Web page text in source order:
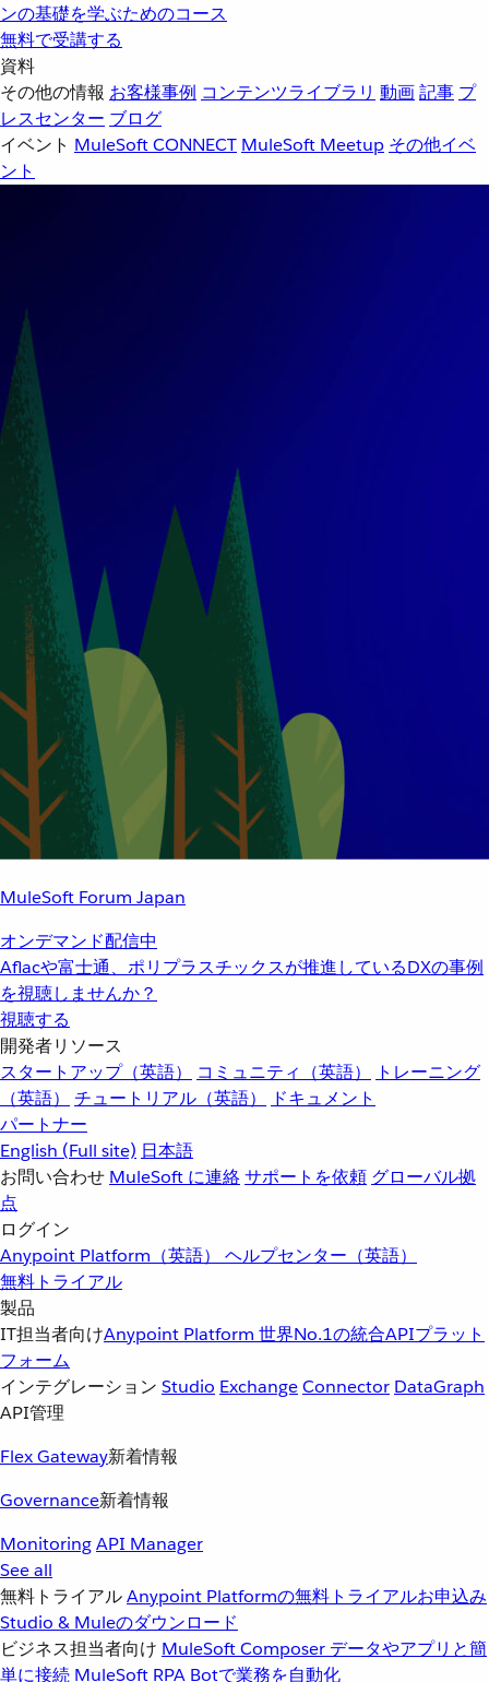
ンの基礎を学ぶためのコース
無料で受講する
資料
その他の情報 お客様事例 コンテンツライブラリ 動画記事 プ
レスセンター ブログ
イベント MuleSoft CONNECT MuleSoft Meetup その他イベ
ント
MuleSoft Forum Japan
オンデマンド配信中
Aflacや富士通、ポリプラスチックスが推進しているDXの事例
を視聴しませんか？
視聴する
開発者リソース
スタートアップ（英語）
コミュニティ（英語）
トレーニング
（英語）
チュートリアル（英語）
ドキュメント
パートナー
English (Full site) 日本語
お問い合わせ MuleSoft に連絡サポートを依頼 グローバル拠
点
ログイン
Anypoint Platform（英語） ヘルプセンター（英語）
無料トライアル
製品
IT担当者向けAnypoint Platform 世界No.1の統合APIプラット
フォーム
インテグレーション Studio ExchangeConnector DataGraph
API管理
Flex Gateway新着情報
Governance新着情報
MonitoringAPI Manager
See all
無料トライアルAnypoint Platformの無料トライアルお申込み
Studio & Muleのダウンロード
ビジネス担当者向け MuleSoft Composer データやアプリと簡
単に接続 MuleSoft RPA Botで業務を自動化